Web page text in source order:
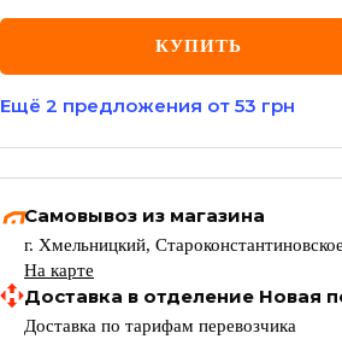
КУПИТЬ
Ещё 2 предложения от 53 грн
Самовывоз из магазина
г. Хмельницкий,
На карте
Доставка в отделение Новая
Доставка по тарифам перевозчика